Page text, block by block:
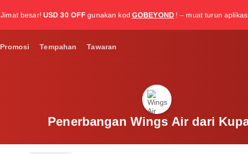
Jimat besar! USD 30 OFF gunakan kod GOBEYOND ! – muat turun
Promosi Tempahan Tawaran
Penerbangan Wings Air dari